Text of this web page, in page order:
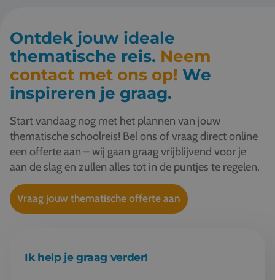
Ontdek jouw ideale
thematische reis. Neem
contact met ons op! We
inspireren je graag.
Start vandaag nog met het plannen van jouw
thematische schoolreis! Bel ons of vraag direct online
een offerte aan – wij gaan graag vrijblijvend voor je
aan de slag en zullen alles tot in de puntjes te regelen.
Vraag jouw thematische offerte aan
Ik help je graag verder!